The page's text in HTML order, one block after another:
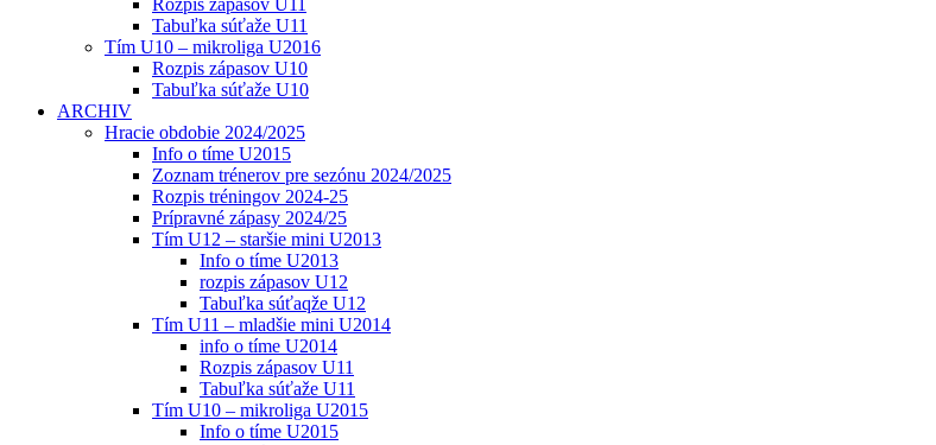
Tabuľka súťaže U11
Tím U10 – mikroliga U2016
Rozpis zápasov U10
Tabuľka súťaže U10
ARCHIV
Hracie obdobie 2024/2025
Info o tíme U2015
Zoznam trénerov pre sezónu 2024/2025
Rozpis tréningov 2024-25
Prípravné zápasy 2024/25
Tím U12 – staršie mini U2013
Info o tíme U2013
rozpis zápasov U12
Tabuľka súťaqže U12
Tím U11 – mladšie mini U2014
info o tíme U2014
Rozpis zápasov U11
Tabuľka súťaže U11
Tím U10 – mikroliga U2015
Info o tíme U2015